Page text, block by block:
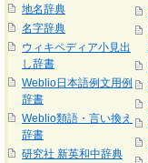
地名辞典
名字辞典
ウィキペディア小見出
し辞書
Weblio日本語例文用例
辞書
Weblio類語・言い換え
辞書
研究社 新英和中辞典